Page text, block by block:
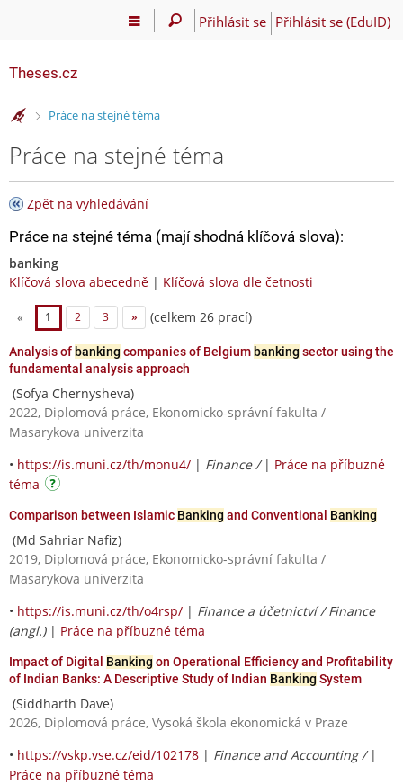
Přihlásit se Přihlásit se (EduID)
Theses.cz
>Práce na stejné téma
Práce na stejné téma
Zpět na vyhledávání
Práce na stejné téma (mají shodná klíčová slova):
banking
Klíčová slova abecedně | Klíčová slova dle četnosti
« 1 2 3 » (celkem 26 prací)
Analysis of banking companies of Belgium banking sector using the
fundamental analysis approach
(Sofya Chernysheva)
2022, Diplomová práce, Ekonomicko-správní fakulta /
Masarykova univerzita
• https://is.muni.cz/th/monu4/ | Finance / | Práce na příbuzné
téma
Comparison between Islamic Banking and Conventional Banking
(Md Sahriar Nafiz)
2019, Diplomová práce, Ekonomicko-správní fakulta /
Masarykova univerzita
• https://is.muni.cz/th/o4rsp/ | Finance a účetnictví / Finance
(angl.)| Práce na příbuzné téma
Impact of Digital Banking on Operational Efficiency and Profitability
of Indian Banks: A Descriptive Study of Indian Banking System
(Siddharth Dave)
2026, Diplomová práce, Vysoká škola ekonomická v Praze
• https://vskp.vse.cz/eid/102178 | Finance and Accounting / |
Práce na příbuzné téma